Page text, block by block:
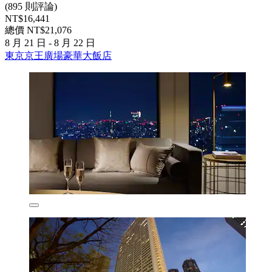
(895 則評論)
NT$16,441
總價 NT$21,076
8 月 21 日 - 8 月 22 日
東京京王廣場豪華大飯店